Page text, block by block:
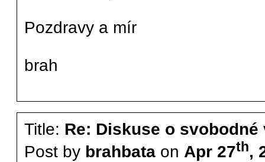
Pozdravy a mír
brah
Title: Re: Diskuse o svobodné
Post by brahbataon Apr 27th,